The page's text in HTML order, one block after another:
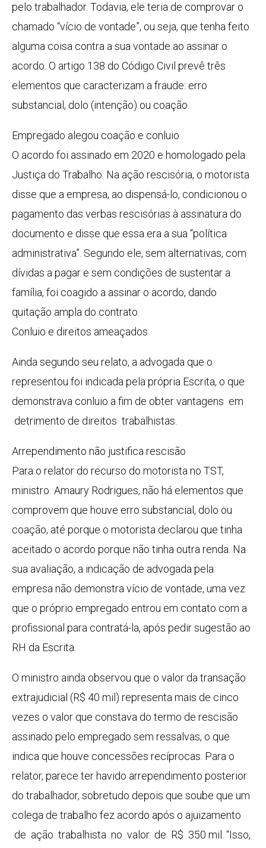
pelo trabalhador. Todavia, ele teria de comprovar o
chamado “vício de vontade”, ou seja, que tenha feito
alguma coisa contra a sua vontade ao assinar o
acordo. O artigo 138 do Código Civil prevê três
elementos que caracterizam a fraude: erro
substancial, dolo (intenção) ou coação.
Empregado alegou coação e conluio
O acordo foi assinado em 2020 e homologado pela
Justiça do Trabalho. Na ação rescisória, o motorista
disse que a empresa, ao dispensá-lo, condicionou o
pagamento das verbas rescisórias à assinatura do
documento e disse que essa era a sua “política
administrativa”. Segundo ele, sem alternativas, com
dívidas a pagar e sem condições de sustentar a
família, foi coagido a assinar o acordo, dando
quitação ampla do contrato.
Conluio e direitos ameaçados
Ainda segundo seu relato, a advogada que o
representou foi indicada pela própria Escrita, o que
demonstrava conluio a fim de obter vantagens em
detrimento de direitos trabalhistas.
Arrependimento não justifica rescisão
Para o relator do recurso do motorista no TST,
ministro Amaury Rodrigues, não há elementos que
comprovem que houve erro substancial, dolo ou
coação, até porque o motorista declarou que tinha
aceitado o acordo porque não tinha outra renda. Na
sua avaliação, a indicação de advogada pela
empresa não demonstra vício de vontade, uma vez
que o próprio empregado entrou em contato com a
profissional para contratá-la, após pedir sugestão ao
RH da Escrita.
O ministro ainda observou que o valor da transação
extrajudicial (R$ 40 mil) representa mais de cinco
vezes o valor que constava do termo de rescisão
assinado pelo empregado sem ressalvas, o que
indica que houve concessões recíprocas. Para o
relator, parece ter havido arrependimento posterior
do trabalhador, sobretudo depois que soube que um
colega de trabalho fez acordo após o ajuizamento
de ação trabalhista no valor de R$ 350 mil. “Isso,